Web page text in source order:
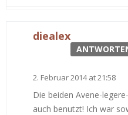
diealex
2. Februar 2014 at 21:58
Die beiden Avene-
auch benutzt! Ich war